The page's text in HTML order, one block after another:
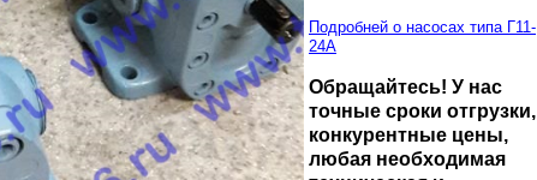
Подробней о насосах типа Г11-
24А
Обращайтесь! У нас
точные сроки отгрузки,
конкурентные цены,
любая необходимая